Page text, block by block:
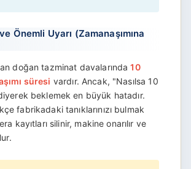
Önemli Uyarı (Zamanaşımına
doğan tazminat davalarında10
süresi vardır. Ancak, "Nasılsa 10
beklemek en büyük hatadır.
fabrikadaki tanıklarınızı bulmak
kayıtları silinir, makine onarılır ve